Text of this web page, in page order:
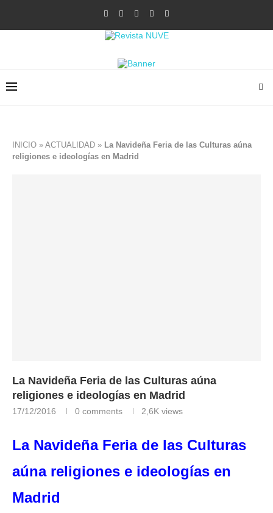
INICIO » ACTUALIDAD » La Navideña Feria de las Culturas aúna
religiones e ideologías en Madrid
La Navideña Feria de las Culturas aúna
religiones e ideologías en Madrid
17/12/2016 0 comments 2,6K views
La Navideña Feria de las Culturas
aúna religiones e ideologías en
Madrid